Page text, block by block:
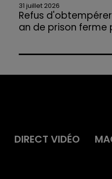
31 juillet 2026
Refus
an de prison ferme
l'annulation de son
DIRECT VIDÉO